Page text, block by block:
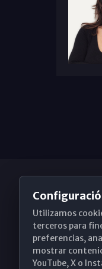
Utilizamos
terceros para
preferencias,
mostrar
YouTube, X o